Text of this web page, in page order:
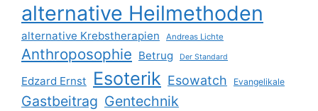
alternative Heilmethoden
alternative Krebstherapien Andreas Lichte
Anthroposophie Betrug Der Standard
Edzard Ernst Esoterik Esowatch Evangelikale
Gastbeitrag Gentechnik